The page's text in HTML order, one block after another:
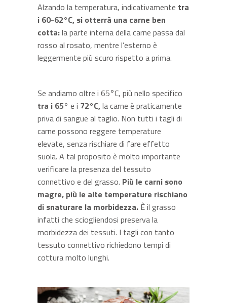
Alzando la temperatura, indicativamente tra
i 60-62°C, si otterrà una carne ben
cotta:la parte interna della carne passa dal
rosso al rosato, mentre l’esterno è
leggermente più scuro rispetto a prima.
Se andiamo oltre i 65°C, più nello specifico
tra i 65° e i 72°C,la carne è praticamente
priva di sangue al taglio. Non tutti i tagli di
carne possono reggere temperature
elevate, senza rischiare di fare effetto
suola. A tal proposito è molto importante
verificare la presenza del tessuto
connettivo e del grasso. Più le carni sono
magre, più le alte temperature rischiano
di snaturare la morbidezza. È il grasso
infatti che sciogliendosi preserva la
morbidezza dei tessuti. I tagli con tanto
tessuto connettivo richiedono tempi di
cottura molto lunghi.